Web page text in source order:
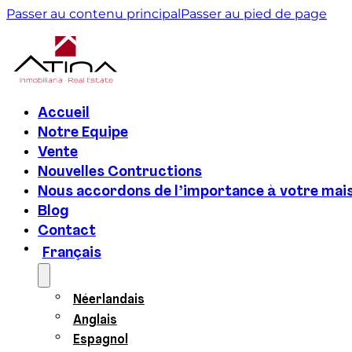
Passer au contenu principalPasser au pied de page
Accueil
Notre Equipe
Vente
Nouvelles Contructions
Nous accordons de l’importance à votre
Blog
Contact
Français
Néerlandais
Anglais
Espagnol